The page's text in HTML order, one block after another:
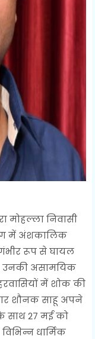
मोहल्ला निवासी
में अंशकालिक
रूप से घायल
उनकी असामयिक
में शोक की
शौनक साहू अपने
साथ 27 मई को
धार्मिक